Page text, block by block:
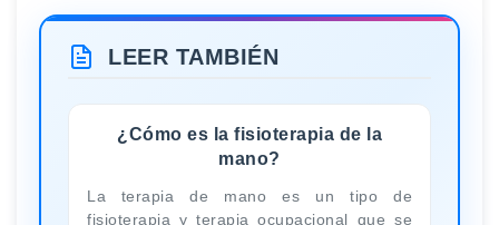
LEER TAMBIÉN
¿Cómo es la fisioterapia de la
mano?
La terapia de mano es un tipo de
fisioterapia y terapia ocupacional que se